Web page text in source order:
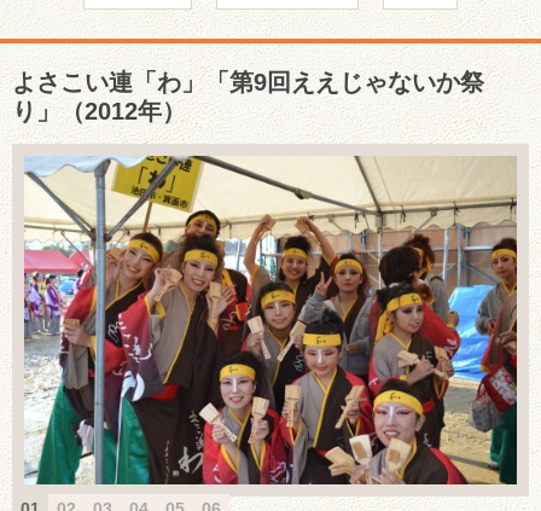
よさこい連「わ」「第9回ええじゃないか祭
り」（2012年）